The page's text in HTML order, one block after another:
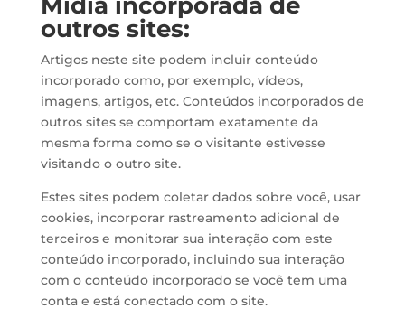
outros sites:
Artigos neste site podem incluir conteúdo
incorporado como, por exemplo, vídeos,
imagens, artigos, etc. Conteúdos incorporados de
outros sites se comportam exatamente da
mesma forma como se o visitante estivesse
visitando o outro site.
Estes sites podem coletar dados sobre você, usar
cookies, incorporar rastreamento adicional de
terceiros e monitorar sua interação com este
conteúdo incorporado, incluindo sua interação
com o conteúdo incorporado se você tem uma
conta e está conectado com o site.